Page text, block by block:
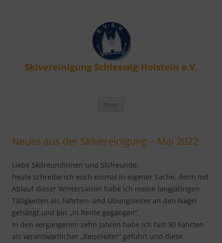
Skivereinigung Schleswig-Holstein e.V.
Menü
Neues aus der Skivereinigung – Mai 2022
Liebe Skifreundinnen und Skifreunde,
heute schreibe ich euch einmal in eigener Sache, denn mit
Ablauf dieser Wintersaison habe ich meine langjährigen
Tätigkeiten als Fahrten- und Übungsleiter an den Nagel
gehängt und bin „in Rente gegangen“.
In den vergangenen zehn Jahren habe ich fast 30 Fahrten
als verantwortlicher „Reiseleiter“ geführt und diese